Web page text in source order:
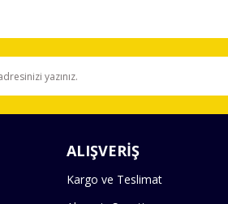
ALIŞVERİŞ
Kargo ve Teslimat